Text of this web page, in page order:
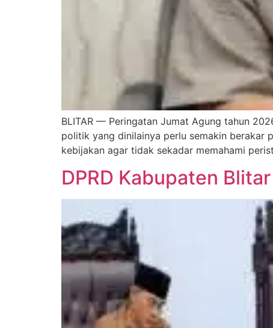
BLITAR — Peringatan Jumat Agung tahun
politik yang dinilainya perlu semakin berakar
kebijakan agar tidak sekadar memahami
DPRD Kabupaten